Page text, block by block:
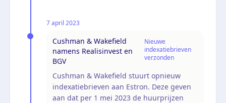
7 april 2023
Cushman & Wakefield
namens Realisinvest en
BGV
Nieuwe
indexatiebrieven
verzonden
Cushman & Wakefield stuurt opnieuw
indexatiebrieven aan Estron. Deze geven
aan dat per 1 mei 2023 de huurprijzen